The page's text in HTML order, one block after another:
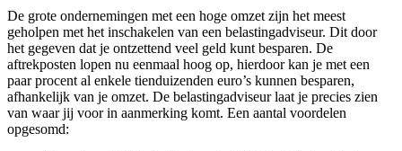
De grote ondernemingen met een hoge omzet zijn het meest
geholpen met het inschakelen van een belastingadviseur. Dit door
het gegeven dat je ontzettend veel geld kunt besparen. De
aftrekposten lopen nu eenmaal hoog op, hierdoor kan je met een
paar procent al enkele tienduizenden euro’s kunnen besparen,
afhankelijk van je omzet. De belastingadviseur laat je precies zien
van waar jij voor in aanmerking komt. Een aantal voordelen
opgesomd: